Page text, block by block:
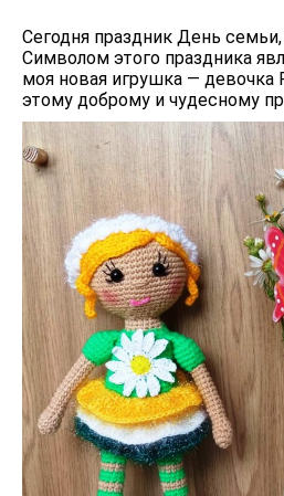
Сегодня праздник День
Символом этого праздника
моя новая игрушка — девочка
этому доброму и чудесному